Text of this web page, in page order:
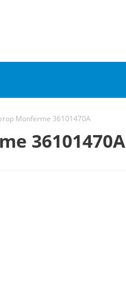
Monferme 36101470A
36101470A